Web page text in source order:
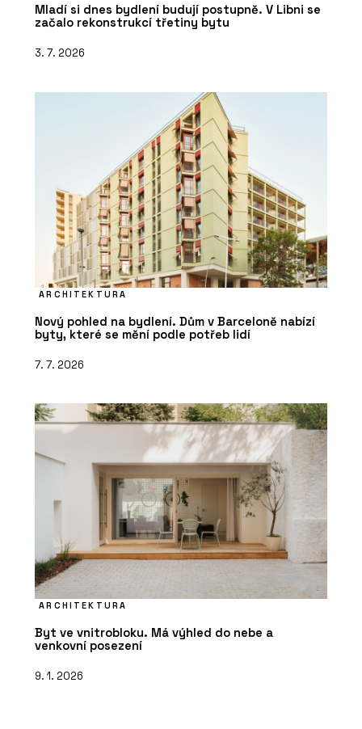
Mladí si dnes bydlení budují postupně. V Libni se
začalo rekonstrukcí třetiny bytu
3. 7. 2026
ARCHITEKTURA
Nový pohled na bydlení. Dům v Barceloně nabízí
byty, které se mění podle potřeb lidí
7. 7. 2026
ARCHITEKTURA
Byt ve vnitrobloku. Má výhled do nebe a
venkovní posezení
9. 1. 2026